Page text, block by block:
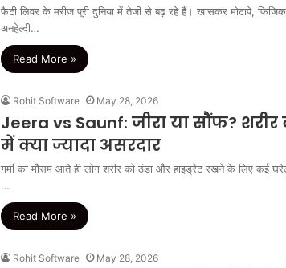
फैटी लिवर के मरीज पूरी दुनिया में तेजी से बढ़ रहे हैं। खासकर मोटापे,
अनहेल्दी…
Read More »
Rohit Software May 28, 2026
Jeera vs Saunf: जीरा या सौंफ?
में क्या ज्यादा असरदार
गर्मी का मौसम आते ही लोग शरीर को ठंडा और हाइड्रेट रखने के लिए कई
…
Read More »
Rohit Software May 28, 2026